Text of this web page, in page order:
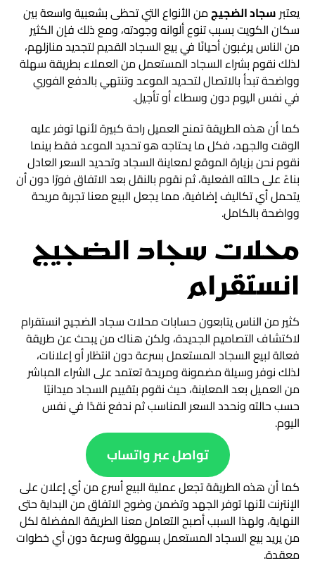
يعتبرسجاد الضجيجمن الأنواع التي تحظى بشعبية واسعة بين
سكان الكويت بسبب تنوع ألوانه وجودته، ومع ذلك فإن الكثير
من الناس يرغبون أحيانًا في بيع السجاد القديم لتجديد منازلهم،
لذلك نقوم بشراء السجاد المستعمل من العملاء بطريقة سهلة
وواضحة تبدأ بالاتصال لتحديد الموعد وتنتهي بالدفع الفوري
في نفس اليوم دون وسطاء أو تأجيل.
كما أن هذه الطريقة تمنح العميل راحة كبيرة لأنها توفر عليه
الوقت والجهد، فكل ما يحتاجه هو تحديد الموعد فقط بينما
نقوم نحن بزيارة الموقع لمعاينة السجاد وتحديد السعر العادل
بناءً على حالته الفعلية، ثم نقوم بالنقل بعد الاتفاق فورًا دون أن
يتحمل أي تكاليف إضافية، مما يجعل البيع معنا تجربة مريحة
وواضحة بالكامل.
محلات سجاد الضجيج
انستقرام
كثير من الناس يتابعون حسابات محلات سجاد الضجيج انستقرام
لاكتشاف التصاميم الجديدة، ولكن هناك من يبحث عن طريقة
فعالة لبيع السجاد المستعمل بسرعة دون انتظار أو إعلانات،
لذلك نوفر وسيلة مضمونة ومريحة تعتمد على الشراء المباشر
من العميل بعد المعاينة، حيث نقوم بتقييم السجاد ميدانيًا
حسب حالته ونحدد السعر المناسب ثم ندفع نقدًا في نفس
اليوم.
تواصل عبر واتساب
كما أن هذه الطريقة تجعل عملية البيع أسرع من أي إعلان على
الإنترنت لأنها توفر الجهد وتضمن وضوح الاتفاق من البداية حتى
النهاية، ولهذا السبب أصبح التعامل معنا الطريقة المفضلة لكل
من يريد بيع السجاد المستعمل بسهولة وسرعة دون أي خطوات
معقدة.